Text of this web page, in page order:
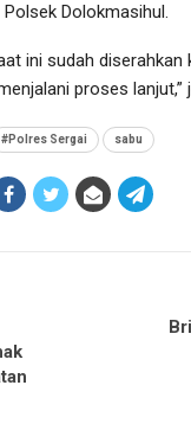
Dolokmasihul.
ini sudah diserahkan
proses lanjut,”
#Polres Sergai sabu